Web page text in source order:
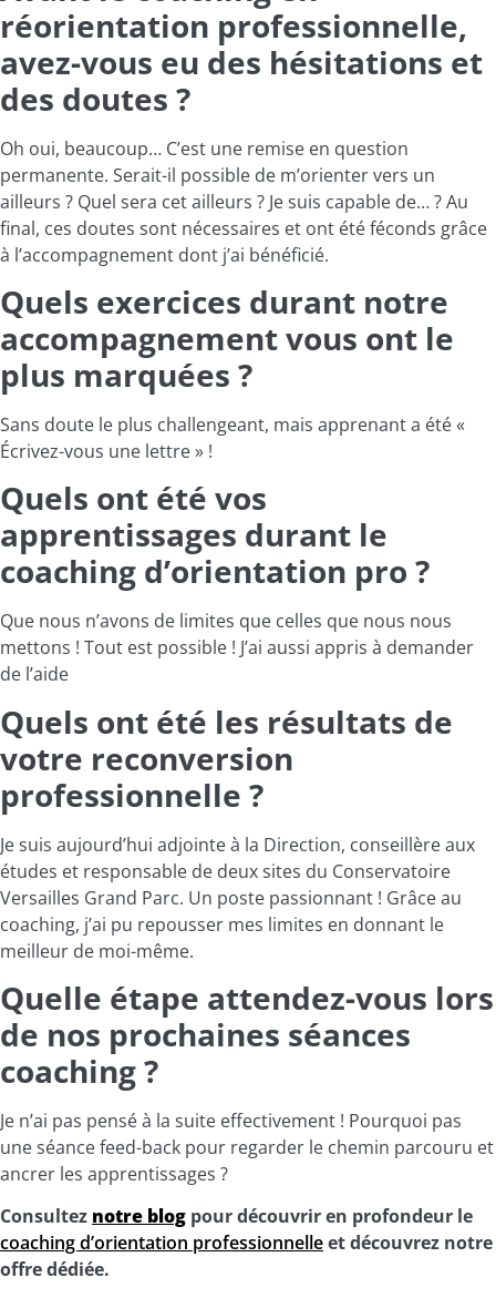
réorientation professionnelle,
avez-vous eu des hésitations et
des doutes ?
Oh oui, beaucoup… C’est une remise en question
permanente. Serait-il possible de m’orienter vers un
ailleurs ? Quel sera cet ailleurs ? Je suis capable de… ? Au
final, ces doutes sont nécessaires et ont été féconds grâce
à l’accompagnement dont j’ai bénéficié.
Quels exercices durant notre
accompagnement vous ont le
plus marquées ?
Sans doute le plus challengeant, mais apprenant a été «
Écrivez-vous une lettre » !
Quels ont été vos
apprentissages durant le
coaching d’orientation pro ?
Que nous n’avons de limites que celles que nous nous
mettons ! Tout est possible ! J’ai aussi appris à demander
de l’aide
Quels ont été les résultats de
votre reconversion
professionnelle ?
Je suis aujourd’hui adjointe à la Direction, conseillère aux
études et responsable de deux sites du Conservatoire
Versailles Grand Parc. Un poste passionnant ! Grâce au
coaching, j’ai pu repousser mes limites en donnant le
meilleur de moi-même.
Quelle étape attendez-vous lors
de nos prochaines séances
coaching ?
Je n’ai pas pensé à la suite effectivement ! Pourquoi pas
une séance feed-back pour regarder le chemin parcouru et
ancrer les apprentissages ?
Consultez notre blog pour découvrir en profondeur le
coaching d’orientation professionnelleet découvrez notre
offre dédiée.